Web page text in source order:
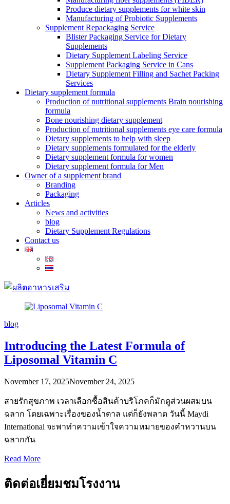
Produce dietary supplements for white skin
Manufacturing of Probiotic Supplements
Supplement Repackaging Service
Blister Packaging Service for Dietary
Supplements​
Dietary Supplement Labeling Service
Supplement Packaging Service in Cans
Dietary Supplement Filling and Sachet Packing
Services
Dietary supplement formula
Production of nutritional supplements Brain nourishing
formula
Bone nourishing dietary supplement
Production of nutritional supplements eye care formula
Dietary supplements to help with sleep
Dietary supplements formulated for the elderly
Dietary supplement formula for women
Dietary supplement formula for Men
Owner of a supplement brand
Branding
Packaging
Articles
News and activities
blog
Dietary Supplement Regulations
Contact us
blog
Introducing the Latest Formula of
Liposomal Vitamin C
November 17, 2025November 24, 2025
สายรักสุขภาพ เวลาเลือกซื้อสินค้าบริโภคก็มักดูส่วนผสมบน
ฉลาก โดยเฉพาะเรื่องของน้ำตาล แต่ก็ยังพลาด วันนี้ Maydi
International จะพาทำความเข้าใจความหมายของคำหวานบน
ฉลากกัน
Read More
ติดต่อเยี่ยมชมโรงงาน